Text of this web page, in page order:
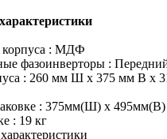
корпуса : МДФ
фазоинверторы :
: 260 мм Ш x 375 мм В x
: 375мм(Ш) x
: 19 кг